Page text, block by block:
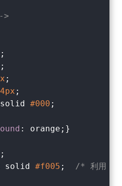
>
;
;
;
;
solid #000 ;
: orange;}
;
solid #f005 ; /* 利用